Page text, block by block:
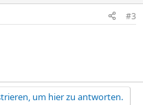
#3
um hier zu antworten.